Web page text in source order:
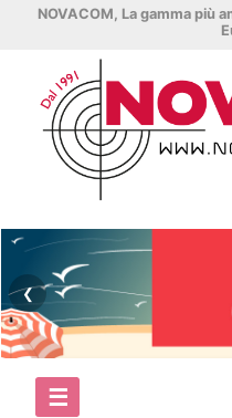
NOVACOM, La gamma più
❮
☰